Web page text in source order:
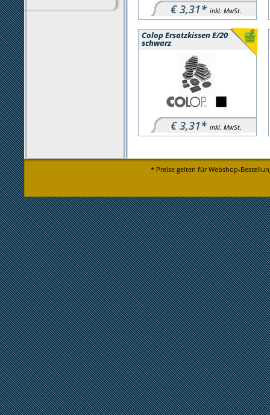
€ 3,31* inkl. MwSt.
Colop Ersatzkissen E/20
schwarz
€ 3,31* inkl. MwSt.
* Preise gelten für Webshop-